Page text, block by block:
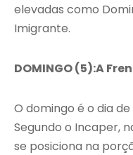
elevadas como
Imigrante.
DOMINGO (5):A
O domingo é o dia
Segundo o Incaper,
se posiciona na